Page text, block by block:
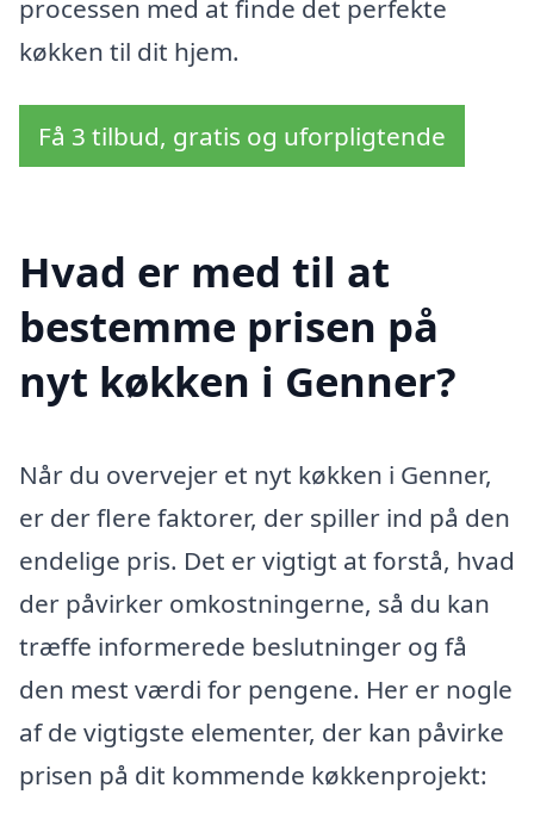
processen med at finde det perfekte
køkken til dit hjem.
Få 3 tilbud, gratis og uforpligtende
Hvad er med til at
bestemme prisen på
nyt køkken i Genner?
Når du overvejer et nyt køkken i Genner,
er der flere faktorer, der spiller ind på den
endelige pris. Det er vigtigt at forstå, hvad
der påvirker omkostningerne, så du kan
træffe informerede beslutninger og få
den mest værdi for pengene. Her er nogle
af de vigtigste elementer, der kan påvirke
prisen på dit kommende køkkenprojekt: